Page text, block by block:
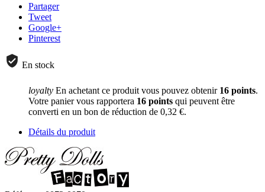
Partager
Tweet
Google+
Pinterest
En stock
loyalty En achetant ce produit vous pouvez obtenir 16 points.
Votre panier vous rapportera 16 points qui peuvent être
converti en un bon de réduction de 0,32 €.
Détails du produit